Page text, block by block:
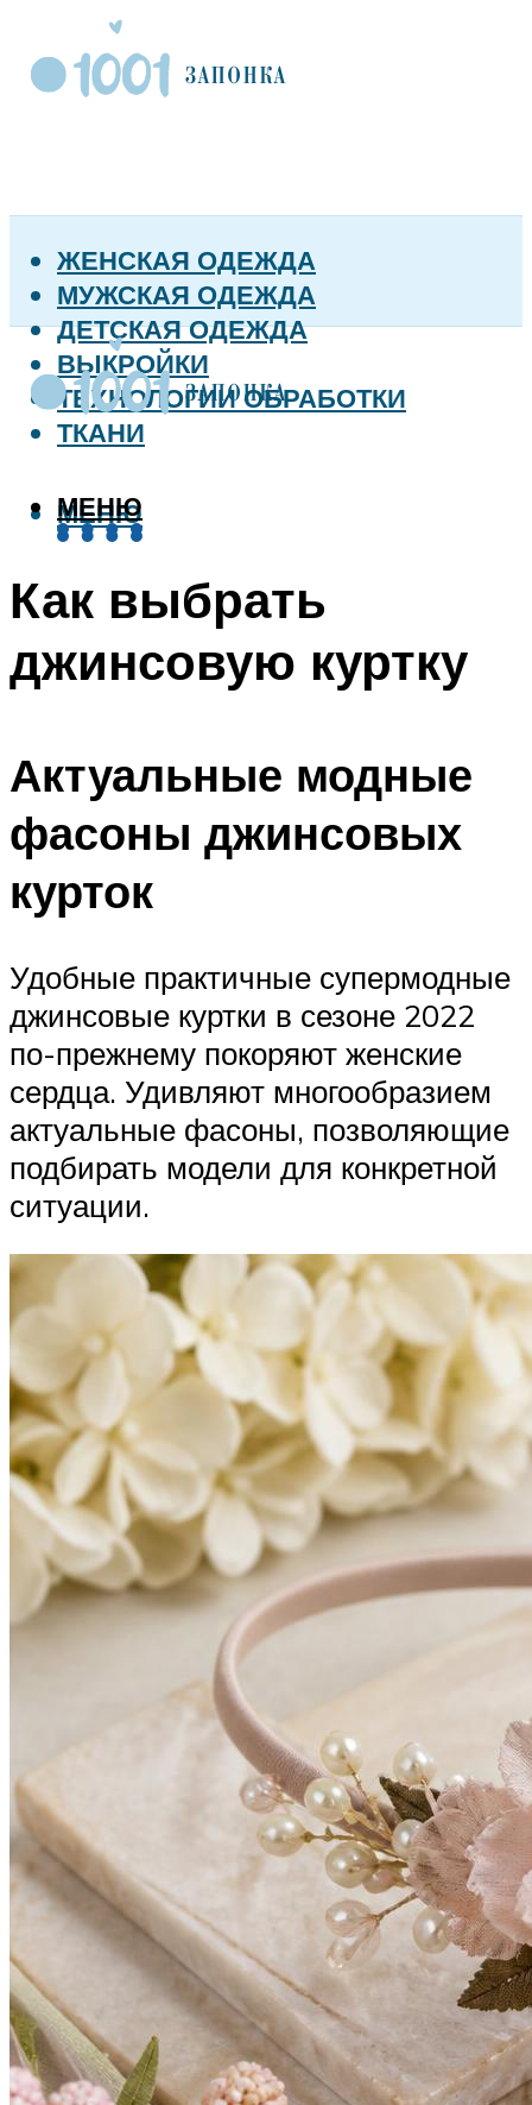
ЖЕНСКАЯ ОДЕЖДА
МУЖСКАЯ ОДЕЖДА
ДЕТСКАЯ ОДЕЖДА
ВЫКРОЙКИ
ТЕХНОЛОГИИ ОБРАБОТКИ
ТКАНИ
МЕНЮ
МЕНЮ
Как выбрать
джинсовую куртку
Актуальные модные
фасоны джинсовых
курток
Удобные практичные супермодные
джинсовые куртки в сезоне 2022
по-прежнему покоряют женские
сердца. Удивляют многообразием
актуальные фасоны, позволяющие
подбирать модели для конкретной
ситуации.